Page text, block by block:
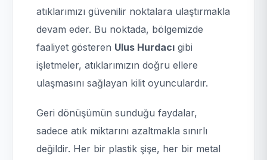
atıklarımızı güvenilir noktalara ulaştırmakla
devam eder. Bu noktada, bölgemizde
faaliyet gösteren Ulus Hurdacı gibi
işletmeler, atıklarımızın doğru ellere
ulaşmasını sağlayan kilit oyunculardır.
Geri dönüşümün sunduğu faydalar,
sadece atık miktarını azaltmakla sınırlı
değildir. Her bir plastik şişe, her bir metal